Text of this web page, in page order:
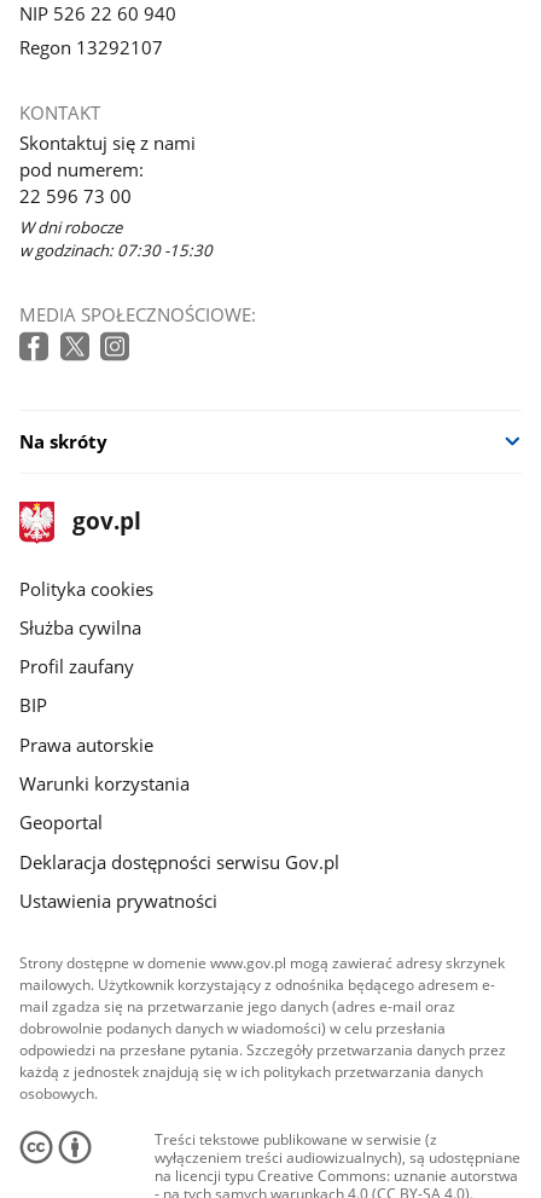
NIP 526 22 60 940
Regon 13292107
KONTAKT
Skontaktuj się z nami
pod numerem:
22 596 73 00
W dni robocze
w godzinach: 07:30 -15:30
MEDIA SPOŁECZNOŚCIOWE:
Na skróty
stopka
gov.pl
Strona
gov.pl
gov.pl
Polityka cookies
Służba cywilna
Profil zaufany
BIP
Prawa autorskie
Warunki korzystania
Geoportal
Deklaracja dostępności serwisu Gov.pl
Ustawienia prywatności
Strony dostępne w domenie www.gov.pl mogą zawierać adresy skrzynek
mailowych. Użytkownik korzystający z odnośnika będącego adresem e-
mail zgadza się na przetwarzanie jego danych (adres e-mail oraz
dobrowolnie podanych danych w wiadomości) w celu przesłania
odpowiedzi na przesłane pytania. Szczegóły przetwarzania danych przez
każdą z jednostek znajdują się w ich politykach przetwarzania danych
osobowych.
Treści tekstowe publikowane w serwisie (z
wyłączeniem treści audiowizualnych), są udostępniane
na licencji typu Creative Commons: uznanie autorstwa
- na tych samych warunkach 4.0 (CC BY-SA 4.0).